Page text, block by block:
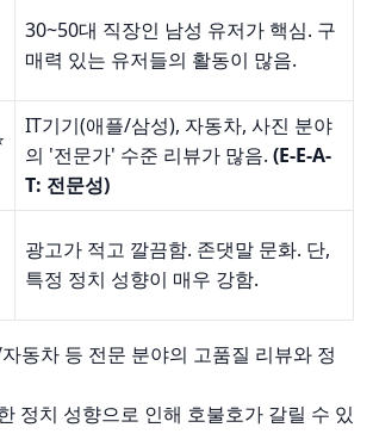
30~50대 직장인 남성 유저가 핵심. 구
매력 있는 유저들의 활동이 많음.
IT기기(애플/삼성), 자동차, 사진 분야
의 '전문가' 수준 리뷰가 많음. (E-E-A-
T: 전문성)
광고가 적고 깔끔함. 존댓말 문화. 단,
특정 정치 성향이 매우 강함.
동차 등 전문 분야의 고품질 리뷰와 정
정치 성향으로 인해 호불호가 갈릴 수 있